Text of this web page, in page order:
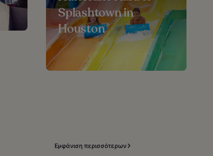
Splashtown in
Houston
Εμφάνιση περισσότερων